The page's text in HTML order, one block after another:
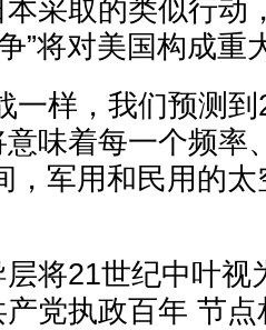
采取的类似行动
”将对美国构成重
一样，我们预测
味着每一个频率
，军用和民用的
将21世纪中叶视
党执政百年 节